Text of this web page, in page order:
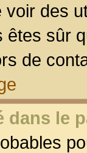
des
êtes sûr
de
dans le